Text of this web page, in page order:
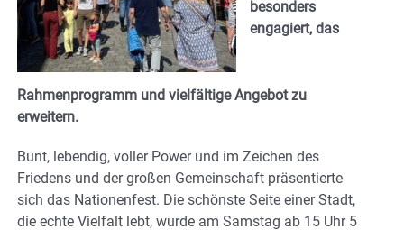
besonders
engagiert, das
Rahmenprogramm und vielfältige Angebot zu
erweitern.
Bunt, lebendig, voller Power und im Zeichen des
Friedens und der großen Gemeinschaft präsentierte
sich das Nationenfest. Die schönste Seite einer Stadt,
die echte Vielfalt lebt, wurde am Samstag ab 15 Uhr 5